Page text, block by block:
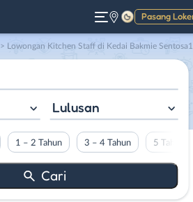
Pasang
Gelap
> Lowongan Kitchen Staff di Kedai Bakmie Sentosa168
Lulusan
1 – 2 Tahun 3 – 4 Tahun 5 Tahun